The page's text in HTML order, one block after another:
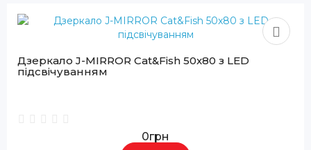
Дзеркало J-MIRROR Cat&Fish 50x80 з LED
підсвічуванням
0грн